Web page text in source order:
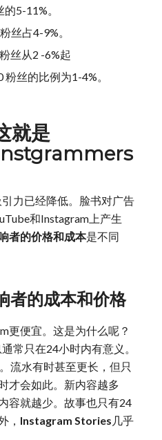
5-11%。
丝占4-9%。
丝从2 -6%起
粉丝的比例为1-4%。
就是
力已经降低。脸书对广告
和Instagram上产生
者的价格和成本是不同
的成本和价格
更便宜。这是为什么呢？
常只在24小时内有意义。
流水有时甚至更长，但只
才会如此。新内容越多
容就越少。故事也只有24
， Instagram Stories 几乎